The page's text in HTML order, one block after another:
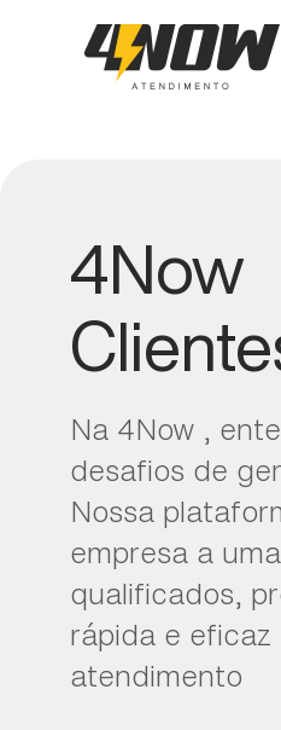
4Now
Na 4Now ,
desafios de
Nossa
empresa a
qualificados,
rápida e
atendimento